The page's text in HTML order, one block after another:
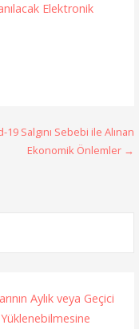
Elektronik
19 Salgını Sebebi ile Alınan
Ekonomik Önlemler →
Aylık veya Geçici